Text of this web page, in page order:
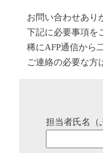
お問い合わせあり
下記に必要事項を
稀にAFP通信から
ご連絡の必要な方
担当者氏名（